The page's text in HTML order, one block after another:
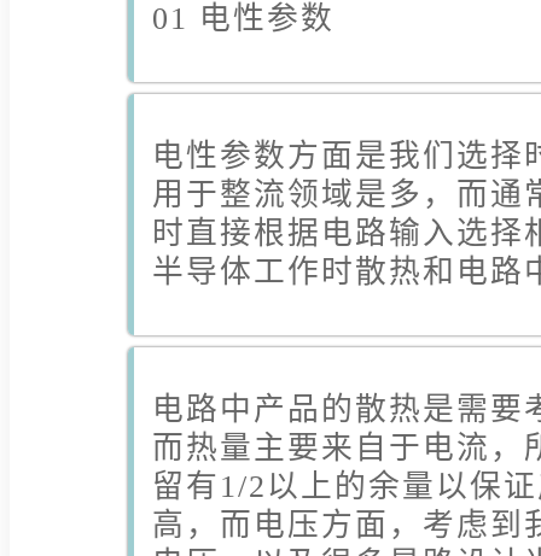
01 电性参数
电性参数方面是我们选
用于整流领域是多，而通
时直接根据电路输入选择
半导体工作时散热和电路
电路中产品的散热是需
而热量主要来自于电流，
留有1/2以上的余量以保
高，而电压方面，考虑到